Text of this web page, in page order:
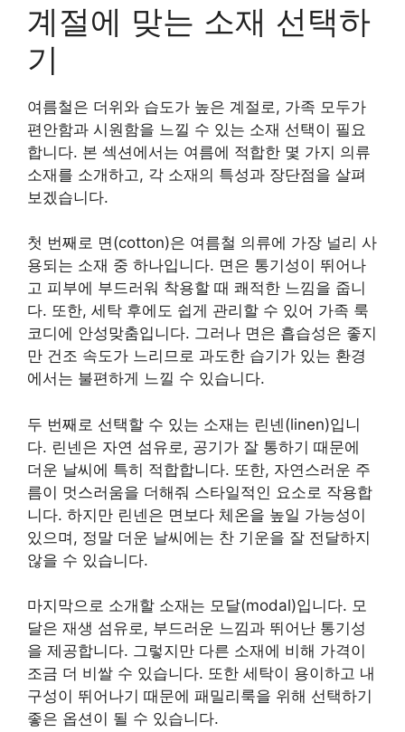
계절에 맞는 소재 선택하
기
여름철은 더위와 습도가 높은 계절로, 가족 모두가
편안함과 시원함을 느낄 수 있는 소재 선택이 필요
합니다. 본 섹션에서는 여름에 적합한 몇 가지 의류
소재를 소개하고, 각 소재의 특성과 장단점을 살펴
보겠습니다.
첫 번째로 면(cotton)은 여름철 의류에 가장 널리 사
용되는 소재 중 하나입니다. 면은 통기성이 뛰어나
고 피부에 부드러워 착용할 때 쾌적한 느낌을 줍니
다. 또한, 세탁 후에도 쉽게 관리할 수 있어 가족 룩
코디에 안성맞춤입니다. 그러나 면은 흡습성은 좋지
만 건조 속도가 느리므로 과도한 습기가 있는 환경
에서는 불편하게 느낄 수 있습니다.
두 번째로 선택할 수 있는 소재는 린넨(linen)입니
다. 린넨은 자연 섬유로, 공기가 잘 통하기 때문에
더운 날씨에 특히 적합합니다. 또한, 자연스러운 주
름이 멋스러움을 더해줘 스타일적인 요소로 작용합
니다. 하지만 린넨은 면보다 체온을 높일 가능성이
있으며, 정말 더운 날씨에는 찬 기운을 잘 전달하지
않을 수 있습니다.
마지막으로 소개할 소재는 모달(modal)입니다. 모
달은 재생 섬유로, 부드러운 느낌과 뛰어난 통기성
을 제공합니다. 그렇지만 다른 소재에 비해 가격이
조금 더 비쌀 수 있습니다. 또한 세탁이 용이하고 내
구성이 뛰어나기 때문에 패밀리룩을 위해 선택하기
좋은 옵션이 될 수 있습니다.